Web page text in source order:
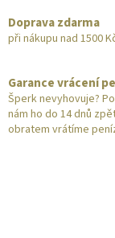
Doprava zdarma
při nákupu nad 1500
Garance vrácení
Šperk nevyhovuje?
nám ho do 14 dnů
obratem vrátíme